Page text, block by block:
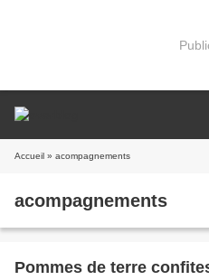
Accueil » acompagnements
acompagnements
Pommes de terre